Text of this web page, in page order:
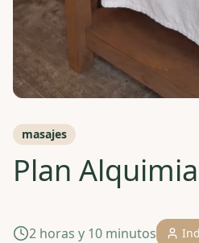
masajes
Plan Alquimia
2 horas y 10 minutos